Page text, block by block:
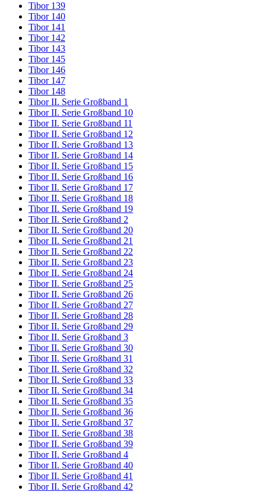
Tibor 139
Tibor 140
Tibor 141
Tibor 142
Tibor 143
Tibor 145
Tibor 146
Tibor 147
Tibor 148
Tibor II. Serie Großband 1
Tibor II. Serie Großband 10
Tibor II. Serie Großband 11
Tibor II. Serie Großband 12
Tibor II. Serie Großband 13
Tibor II. Serie Großband 14
Tibor II. Serie Großband 15
Tibor II. Serie Großband 16
Tibor II. Serie Großband 17
Tibor II. Serie Großband 18
Tibor II. Serie Großband 19
Tibor II. Serie Großband 2
Tibor II. Serie Großband 20
Tibor II. Serie Großband 21
Tibor II. Serie Großband 22
Tibor II. Serie Großband 23
Tibor II. Serie Großband 24
Tibor II. Serie Großband 25
Tibor II. Serie Großband 26
Tibor II. Serie Großband 27
Tibor II. Serie Großband 28
Tibor II. Serie Großband 29
Tibor II. Serie Großband 3
Tibor II. Serie Großband 30
Tibor II. Serie Großband 31
Tibor II. Serie Großband 32
Tibor II. Serie Großband 33
Tibor II. Serie Großband 34
Tibor II. Serie Großband 35
Tibor II. Serie Großband 36
Tibor II. Serie Großband 37
Tibor II. Serie Großband 38
Tibor II. Serie Großband 39
Tibor II. Serie Großband 4
Tibor II. Serie Großband 40
Tibor II. Serie Großband 41
Tibor II. Serie Großband 42